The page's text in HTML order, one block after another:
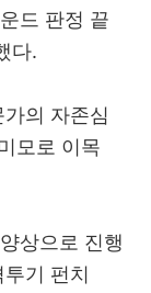
드 판정 끝
다.
의 자존심
모로 이목
상으로 진행
기 펀치